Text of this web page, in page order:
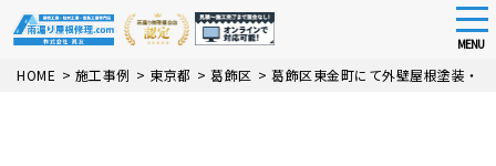
Skip
MENU
HOME > 施工事例 > 東京都 > 葛飾区 > 葛飾区東金町にて外壁屋根塗装・